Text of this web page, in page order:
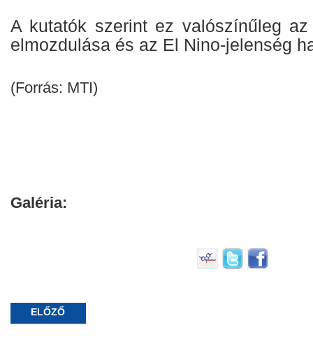
A kutatók szerint ez valószínűleg
elmozdulása és az El Nino-jelenség
(Forrás: MTI)
Galéria:
ELŐZŐ